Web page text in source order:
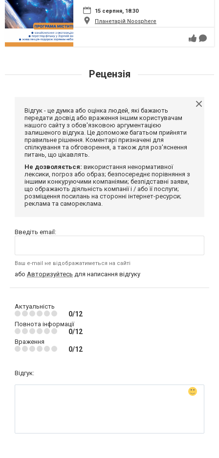
15 серпня, 18:30
Планетарій Noosphere
Рецензія
Відгук - це думка або оцінка людей, які бажають
передати досвід або враження іншим користувачам
нашого сайту з обов'язковою аргументацією
залишеного відгука. Це допоможе багатьом прийняти
правильне рішення. Коментарі призначені для
спілкування та обговорення, а також для роз'яснення
питань, що цікавлять.
Не дозволяється: використання ненормативної
лексики, погроз або образ; безпосереднє порівняння з
іншими конкуруючими компаніями; безпідставні заяви,
що ображають діяльність компанії і / або її послуги;
розміщення посилань на сторонні інтернет-ресурси;
реклама та самореклама.
Введіть email:
Ваш e-mail не відображатиметься на сайті
або Авторизуйтесь для написання відгуку
Актуальність
0/12
Повнота інформації
0/12
Враження
0/12
Відгук: